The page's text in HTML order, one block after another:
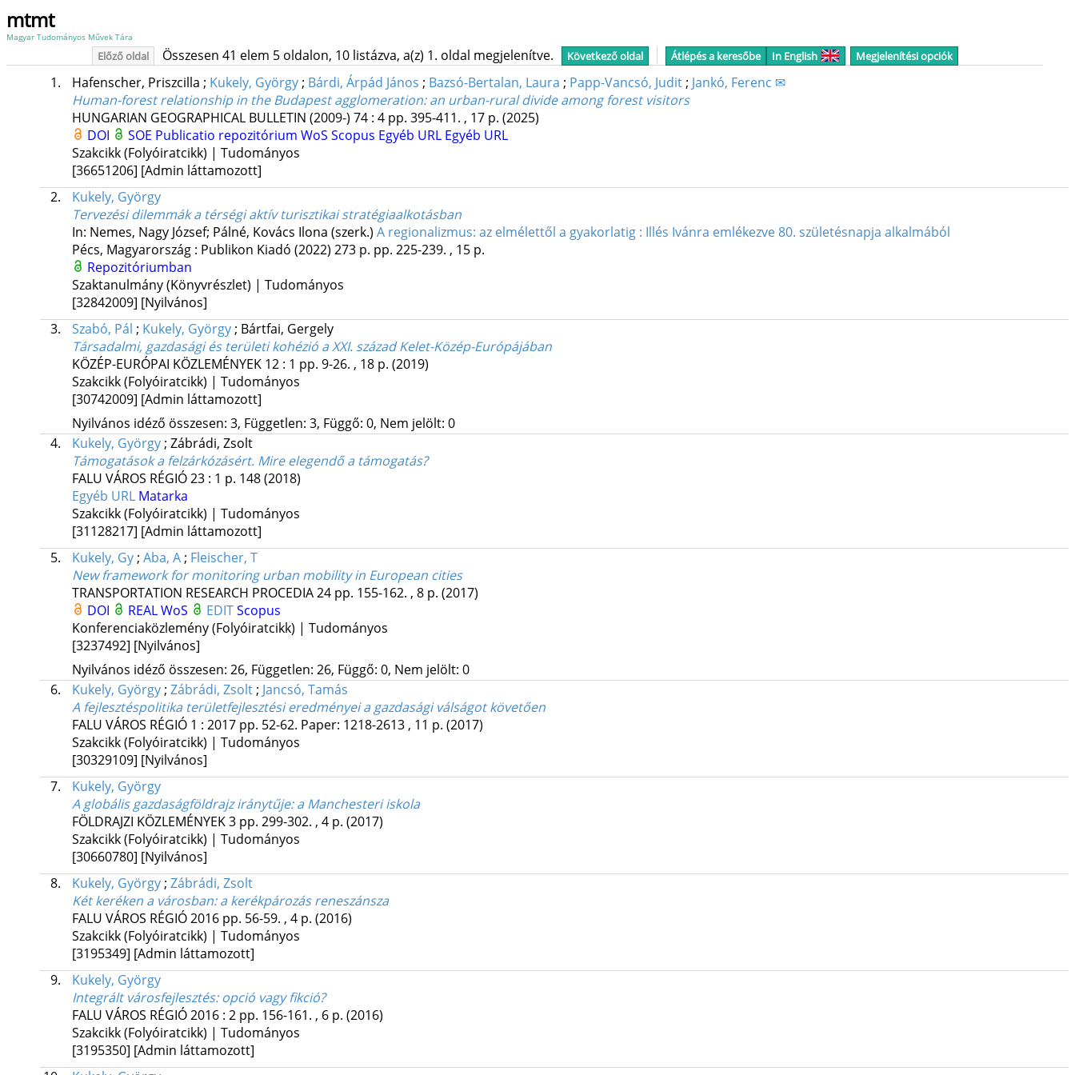
mtmt
Magyar Tudományos Művek Tára
Előző oldal Összesen 41 elem 5 oldalon, 10 listázva, a(z) 1. oldal megjelenítve. Következő oldal Átlépés a keresőbe In English Megjelenítési opciók
1. Hafenscher, Priszcilla ; Kukely, György; Bárdi, Árpád János ; Bazsó-Bertalan, Laura ; Papp-Vancsó, Judit; Jankó, Ferenc ✉
Human-forest relationship in the Budapest agglomeration: an urban-rural divide among forest visitors
HUNGARIAN GEOGRAPHICAL BULLETIN (2009-) 74: 4 pp. 395-411. , 17 p. (2025)
DOI
SOE Publicatio repozitórium WoS Scopus Egyéb URL Egyéb URL
Szakcikk (Folyóiratcikk) | Tudományos
[36651206] [Admin láttamozott]
2.
Kukely, György
Tervezési dilemmák a térségi aktív turisztikai stratégiaalkotásban
In: Nemes, Nagy József; Pálné, Kovács Ilona (szerk.) A regionalizmus: az elmélettől a gyakorlatig : Illés Ivánra emlékezve 80. születésnapja alkalmából
Pécs, Magyarország : Publikon Kiadó (2022) 273 p. pp. 225-239. , 15 p.
Repozitóriumban
Szaktanulmány (Könyvrészlet) | Tudományos
[32842009] [Nyilvános]
3.
Szabó, Pál ; Kukely, György; Bártfai, Gergely
Társadalmi, gazdasági és területi kohézió a XXI. század Kelet-Közép-Európájában
KÖZÉP-EURÓPAI KÖZLEMÉNYEK 12: 1 pp. 9-26. , 18 p. (2019)
Szakcikk (Folyóiratcikk) | Tudományos
[30742009] [Admin láttamozott]
Nyilvános idéző összesen: 3, Független: 3, Függő: 0, Nem jelölt: 0
4.
Kukely, György; Zábrádi, Zsolt
Támogatások a felzárkózásért. Mire elegendő a támogatás?
FALU VÁROS RÉGIÓ23: 1 p. 148(2018)
Egyéb URL Matarka
Szakcikk (Folyóiratcikk) | Tudományos
[31128217] [Admin láttamozott]
5.
Kukely, Gy; Aba, A; Fleischer, T
New framework for monitoring urban mobility in European cities
TRANSPORTATION RESEARCH PROCEDIA24 pp. 155-162. , 8 p. (2017)
DOI
REALWoS EDITScopus
Konferenciaközlemény (Folyóiratcikk) | Tudományos
[3237492] [Nyilvános]
Nyilvános idéző összesen: 26, Független: 26, Függő: 0, Nem jelölt: 0
6.
Kukely, György; Zábrádi, Zsolt; Jancsó, Tamás
A fejlesztéspolitika területfejlesztési eredményei a gazdasági válságot követően
FALU VÁROS RÉGIÓ 1 : 2017 pp. 52-62. Paper: 1218-2613 , 11 p. (2017)
Szakcikk (Folyóiratcikk) | Tudományos
[30329109] [Nyilvános]
7.
Kukely, György
A globális gazdaságföldrajz iránytűje: a Manchesteri iskola
FÖLDRAJZI KÖZLEMÉNYEK3 pp. 299-302. , 4 p. (2017)
Szakcikk (Folyóiratcikk) | Tudományos
[30660780] [Nyilvános]
8.
Kukely, György; Zábrádi, Zsolt
Két keréken a városban: a kerékpározás reneszánsza
FALU VÁROS RÉGIÓ2016 pp. 56-59. , 4 p. (2016)
Szakcikk (Folyóiratcikk) | Tudományos
[3195349] [Admin láttamozott]
9.
Kukely, György
Integrált városfejlesztés: opció vagy fikció?
FALU VÁROS RÉGIÓ2016: 2 pp. 156-161. , 6 p. (2016)
Szakcikk (Folyóiratcikk) | Tudományos
[3195350] [Admin láttamozott]